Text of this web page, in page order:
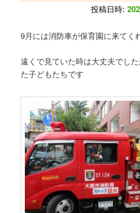
投稿日時:
9月には消防車が保育園に来てく
遠くで見ていた時は大丈夫でし
た子どもたちです